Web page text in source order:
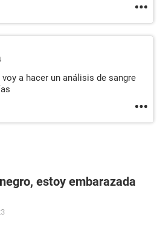
a hacer un análisis de sangre
estoy embarazada